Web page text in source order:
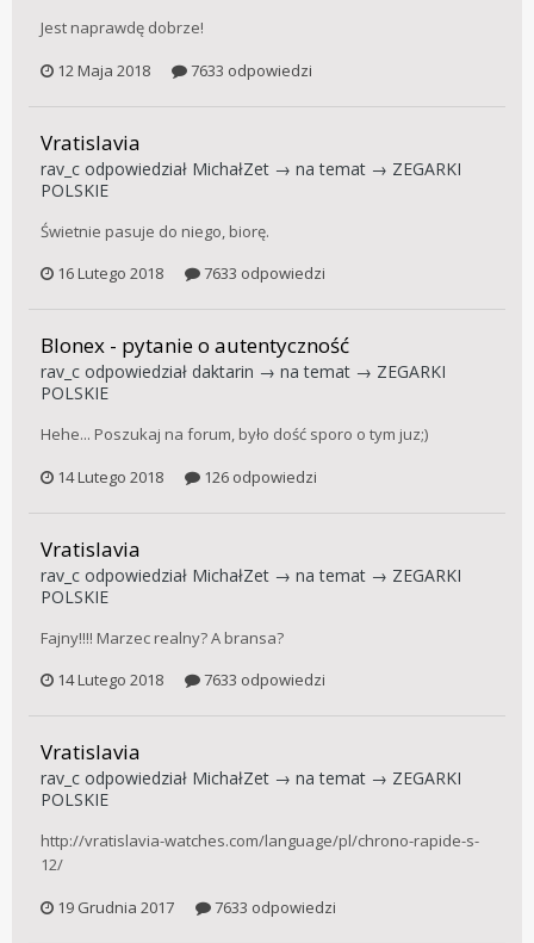
Jest naprawdę dobrze!
12 Maja 2018
7633 odpowiedzi
Vratislavia
rav_c odpowiedział MichałZet → na temat → ZEGARKI
POLSKIE
Świetnie pasuje do niego, biorę.
16 Lutego 2018
7633 odpowiedzi
Blonex - pytanie o autentyczność
rav_c odpowiedział daktarin → na temat → ZEGARKI
POLSKIE
Hehe... Poszukaj na forum, było dość sporo o tym juz;)
14 Lutego 2018
126 odpowiedzi
Vratislavia
rav_c odpowiedział MichałZet → na temat → ZEGARKI
POLSKIE
Fajny!!!! Marzec realny? A bransa?
14 Lutego 2018
7633 odpowiedzi
Vratislavia
rav_c odpowiedział MichałZet → na temat → ZEGARKI
POLSKIE
http://vratislavia-watches.com/language/pl/chrono-rapide-s-
12/
19 Grudnia 2017
7633 odpowiedzi